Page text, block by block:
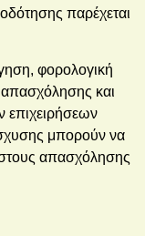
παρέχεται
φορολογική
και
επιχειρήσεων
μπορούν να
απασχόλησης